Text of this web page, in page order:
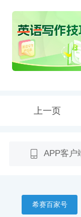
上一页
APP客户
希赛百家号